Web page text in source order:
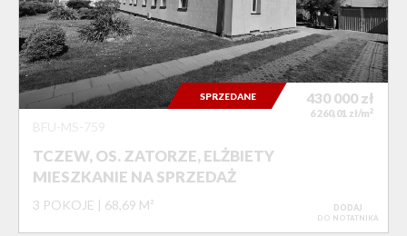
TCZEW, OS. ZATORZE, ELŻBIETY
MIESZKANIE NA SPRZEDAŻ
3 POKOJE 68,69 M²
430 000 zł
6 260,01 zł/m2
SPRZEDANE
DODAJ
DO NOTATNIKA